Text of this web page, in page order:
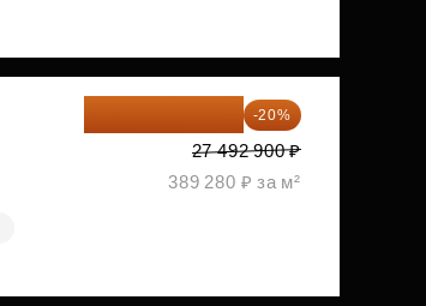
-20%
27 492 900 ₽
389 280 ₽ за м²